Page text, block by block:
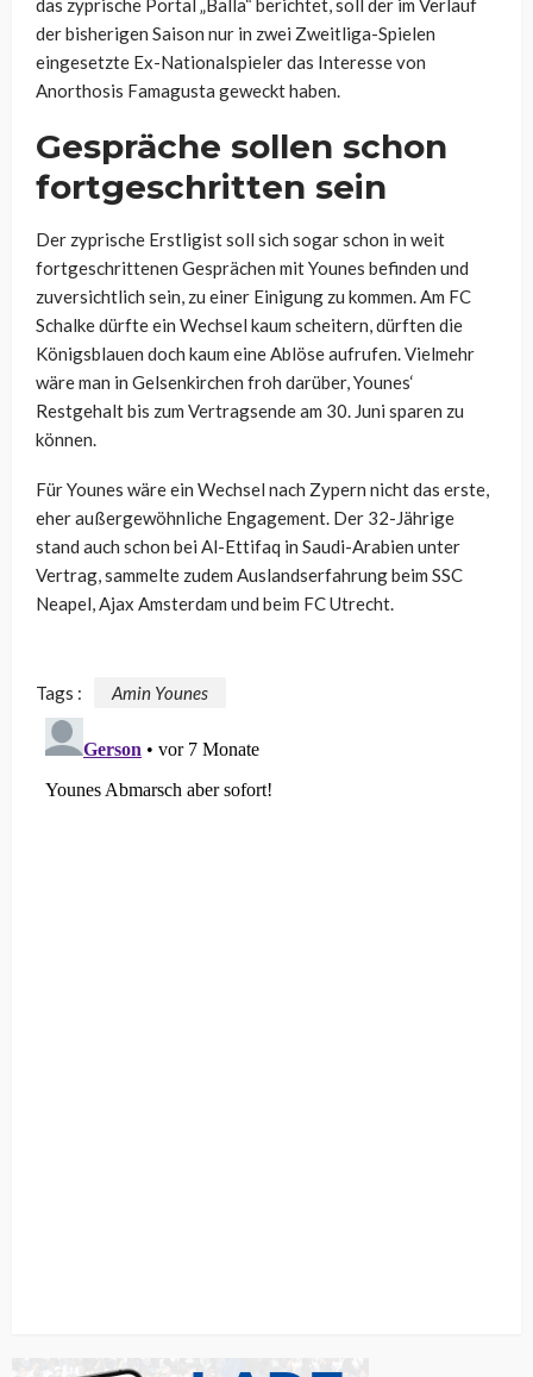
das zyprische Portal „Balla“ berichtet, soll der im Verlauf
der bisherigen Saison nur in zwei Zweitliga-Spielen
eingesetzte Ex-Nationalspieler das Interesse von
Anorthosis Famagusta geweckt haben.
Gespräche sollen schon
fortgeschritten sein
Der zyprische Erstligist soll sich sogar schon in weit
fortgeschrittenen Gesprächen mit Younes befinden und
zuversichtlich sein, zu einer Einigung zu kommen. Am FC
Schalke dürfte ein Wechsel kaum scheitern, dürften die
Königsblauen doch kaum eine Ablöse aufrufen. Vielmehr
wäre man in Gelsenkirchen froh darüber, Younes‘
Restgehalt bis zum Vertragsende am 30. Juni sparen zu
können.
Für Younes wäre ein Wechsel nach Zypern nicht das erste,
eher außergewöhnliche Engagement. Der 32-Jährige
stand auch schon bei Al-Ettifaq in Saudi-Arabien unter
Vertrag, sammelte zudem Auslandserfahrung beim SSC
Neapel, Ajax Amsterdam und beim FC Utrecht.
Tags : Amin Younes